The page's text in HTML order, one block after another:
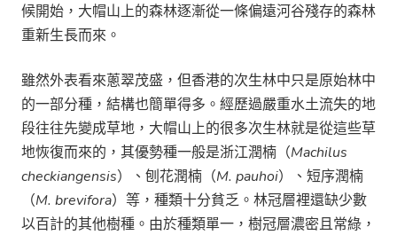
候開始，大帽山上的森林逐漸從一條偏遠河谷殘存的森林
重新生長而來。
雖然外表看來蔥翠茂盛，但香港的次生林中只是原始林中
的一部分種，結構也簡單得多。經歷過嚴重水土流失的地
段往往先變成草地，大帽山上的很多次生林就是從這些草
地恢復而來的，其優勢種一般是浙江潤楠（Machilus
checkiangensis）、刨花潤楠（M. pauhoi）、短序潤楠
（M. brevifora）等，種類十分貧乏。林冠層裡還缺少數
以百計的其他樹種。由於種類單一，樹冠層濃密且常綠，